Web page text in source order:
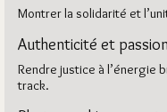
Montrer la solidarité et
Authenticité et
Rendre justice à l’énergie
track.